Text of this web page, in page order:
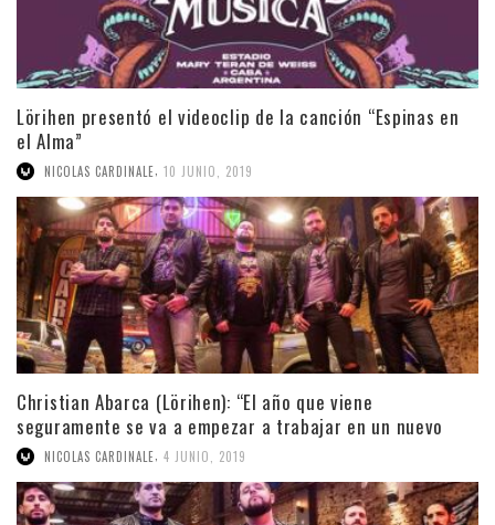
Lörihen presentó el videoclip de la canción “Espinas en
el Alma”
NICOLAS CARDINALE, 10 JUNIO, 2019
Christian Abarca (Lörihen): “El año que viene
seguramente se va a empezar a trabajar en un nuevo
material”
NICOLAS CARDINALE 4 JUNIO, 2019